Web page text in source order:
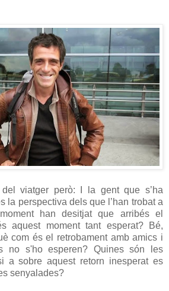
viatger però: I la gent que s’ha
la perspectiva dels que l’han trobat a
han desitjat que arribés el
aquest moment tant esperat? Bé,
com és el retrobament amb amics i
no s'ho esperen? Quines són les
a sobre aquest retorn inesperat es
senyalades?